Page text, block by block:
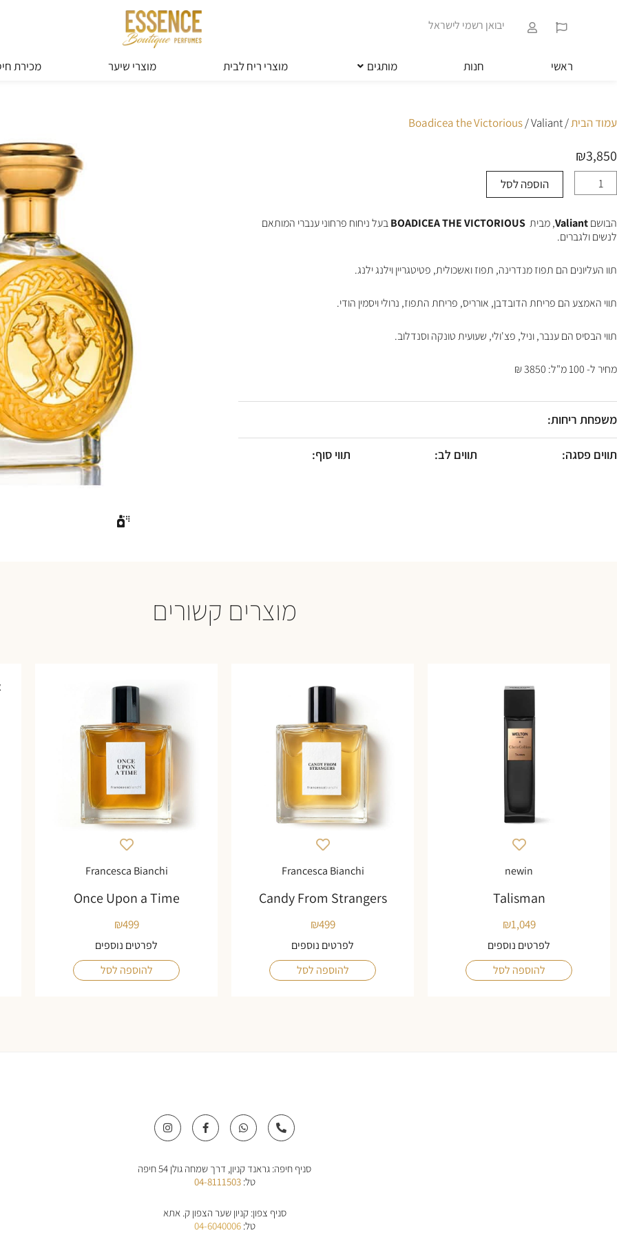
הַמְּסַיַּעַת
לִנְגִישׁוּת
לְחַץ
Control-
F11
לְהַתְאָמַת
לְעִוְורִים
הַמִּשְׁתַּמְּשִׁים
קוֹרֵא־מָסָךְ;
F10
תַּפְרִיט
יבואן רשמי לישראל
ראשי חנות מותגים מוצרי ריח לבית מוצרי שיער מכירת
עמוד הבית/
Boadicea the Victorious/ Valiant
₪3,850
כמות
של
הוספה לסל
הבושםValiant, מבית BOADICEA THE VICTORIOUSבעל ניחוח פרחוני ענברי המותאם
לנשים ולגברים.
תוו העליונים הם תפוז מנדרינה, תפוז ואשכולית, פטיטגריין וילנג ילנג.
תווי האמצע הם פריחת הדובדבן, אורריס, פריחת התפוז, נרולי ויסמין הודי.
תווי הבסיס הם ענבר, וניל, פצ'ולי, שעועית טונקה וסנדלוב.
מחיר ל- 100 מ"ל: 3850 ₪
משפחת ריחות:
תווים פסגה: תווים לב: תווי סוף:
מוצרים קשורים
newin
Talisman
₪1,049
לפרטים נוספים
להוספה לסל
Francesca Bianchi
Candy From Strangers
₪499
לפרטים נוספים
להוספה לסל
Francesca Bianchi
Once Upon a Time
₪499
לפרטים נוספים
להוספה לסל
P
h
o
-
W
h
a
a
p
F
a
c
o
o
f
I
n
s
g סניף חיפה: גראנד קניון, דרך שמחה גולן 54 חיפה
טל:04-8111503
סניף צפון: קניון שער הצפון ק. אתא
טל:04-6040006